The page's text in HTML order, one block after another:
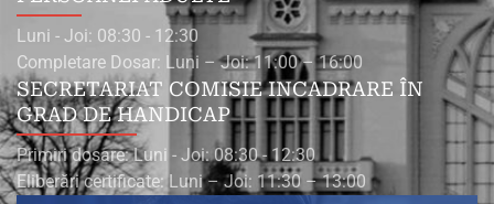
Luni - Joi: 08:30 - 12:30
Completare Dosar: Luni – Joi: 11:00 – 16:00
SECRETARIAT COMISIE INCADRARE ÎN
GRAD DE HANDICAP
Primiri dosare: Luni - Joi: 08:30 - 12:30
Eliberări certificate: Luni – Joi: 11:30 – 13:00